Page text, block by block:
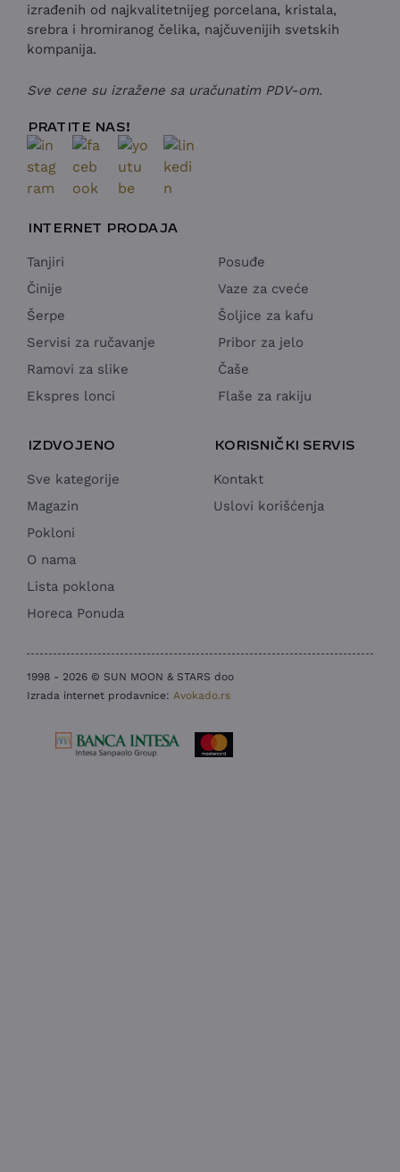
izrađenih od najkvalitetnijeg porcelana, kristala,
srebra i hromiranog čelika, najčuvenijih svetskih
kompanija.
Sve cene su izražene sa uračunatim PDV-om.
PRATITE NAS!
INTERNET PRODAJA
Tanjiri
Činije
Šerpe
Servisi za ručavanje
Ramovi za slike
Ekspres lonci
Posuđe
Vaze za cveće
Šoljice za kafu
Pribor za jelo
Čaše
Flaše za rakiju
IZDVOJENO
Sve kategorije
Magazin
Pokloni
O nama
Lista poklona
Horeca Ponuda
KORISNIČKI SERVIS
Kontakt
Uslovi korišćenja
1998 - 2026 © SUN MOON & STARS doo
Izrada internet prodavnice: Avokado.rs